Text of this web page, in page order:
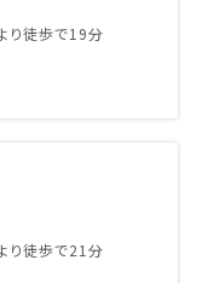
り徒歩で19分
り徒歩で21分